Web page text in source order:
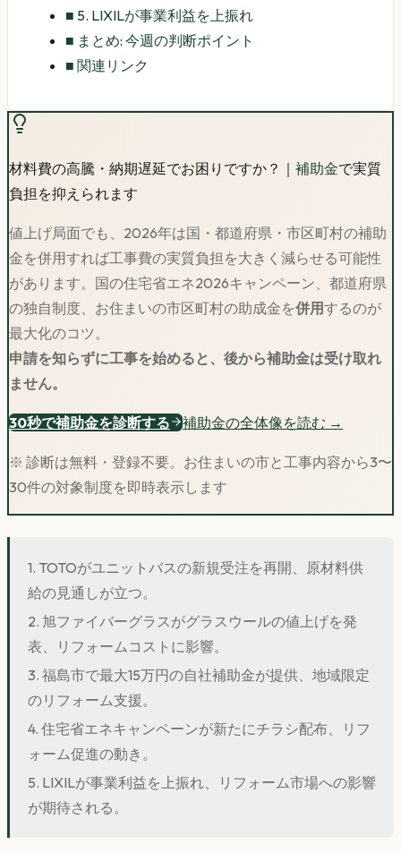
■ 5. LIXILが事業利益を上振れ
■ まとめ: 今週の判断ポイント
■ 関連リンク
材料費の高騰・納期遅延でお困りですか？｜ 補助金で実質
負担を抑えられます
値上げ局面でも、2026年は国・都道府県・市区町村の補助
金を併用すれば工事費の実質負担を大きく減らせる可能性
があります。 国の住宅省エネ2026キャンペーン、都道府県
の独自制度、お住まいの市区町村の助成金を併用するのが
最大化のコツ。
申請を知らずに工事を始めると、後から補助金は受け取れ
ません。
30秒で補助金を診断する 補助金の全体像を読む →
※ 診断は無料・登録不要。お住まいの市と工事内容から3〜
30件の対象制度を即時表示します
1. TOTOがユニットバスの新規受注を再開、原材料供
給の見通しが立つ。
2. 旭ファイバーグラスがグラスウールの値上げを発
表、リフォームコストに影響。
3. 福島市で最大15万円の自社補助金が提供、地域限定
のリフォーム支援。
4. 住宅省エネキャンペーンが新たにチラシ配布、リフ
ォーム促進の動き。
5. LIXILが事業利益を上振れ、リフォーム市場への影響
が期待される。